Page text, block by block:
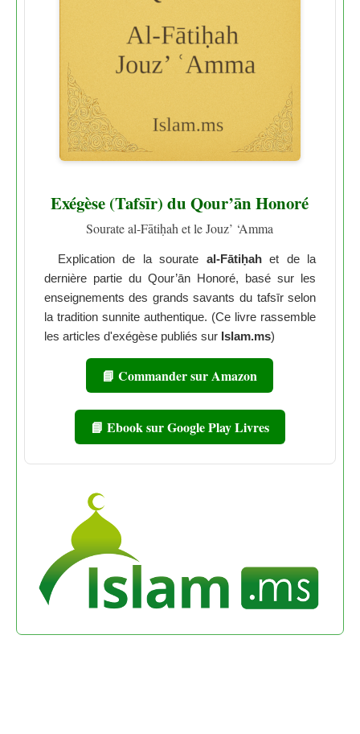
Exégèse (Tafsīr) du Qour’ān Honoré
Sourate al-Fātiḥah et le Jouz’ ‘Amma
Explication de la sourate al-Fātiḥahet de la
dernière partie du Qour’ān Honoré, basé sur les
enseignements des grands savants du tafsīr selon
la tradition sunnite authentique. (Ce livre rassemble
les articles d'exégèse publiés sur Islam.ms)
📘 Commander sur Amazon
📘 Ebook sur Google Play Livres